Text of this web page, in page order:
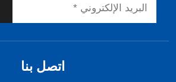
اتصل بنا